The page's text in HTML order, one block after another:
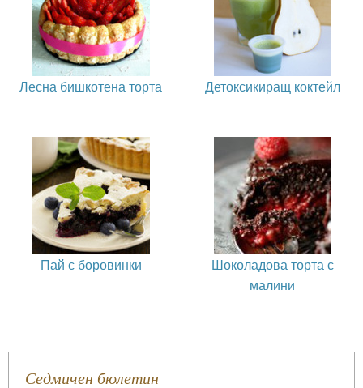
Лесна бишкотена торта Детоксикиращ коктейл
Пай с боровинки
Шоколадова торта с
малини
Седмичен бюлетин